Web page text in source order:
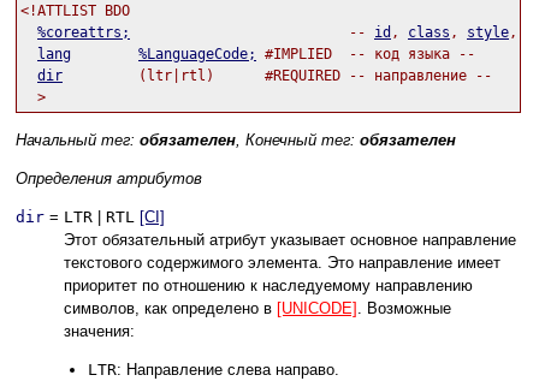
<!ATTLIST BDO
%coreattrs;
                          --
id , class , style,
lang
%LanguageCode;
#IMPLIED  -- код языка --
dir
         (ltr|rtl)      #REQUIRED -- направление --
Начальный тег: обязателен, Конечный тег: обязателен
Определения атрибутов
dir = LTR RTL [CI]
Этот обязательный атрибут указывает основное направление
текстового содержимого элемента. Это направление имеет
приоритет по отношению к наследуемому направлению
символов, как определено в [UNICODE] . Возможные
значения:
LTR: Направление слева направо.